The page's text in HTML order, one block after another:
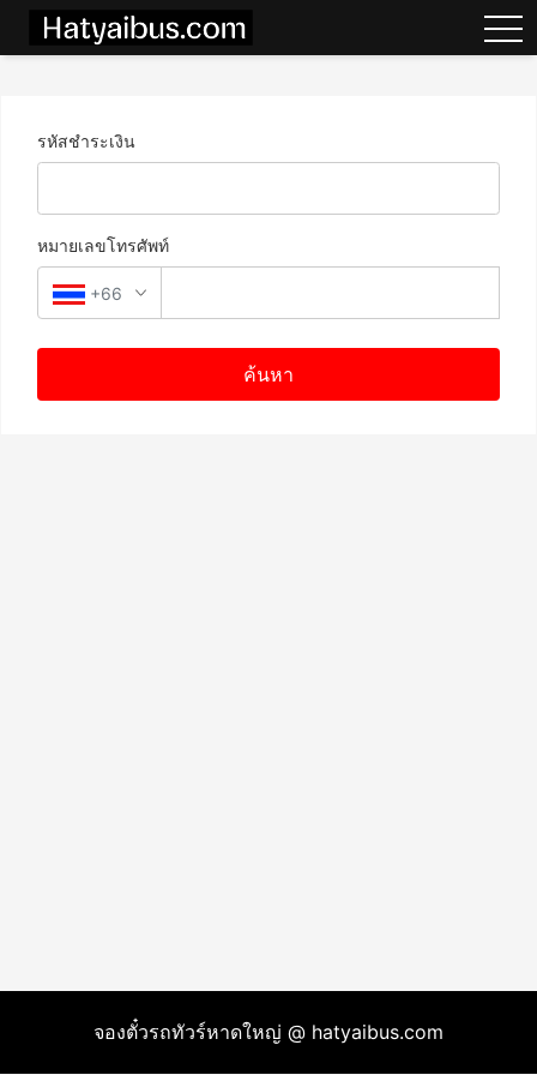
รหัสชำระเงิน
หมายเลขโทรศัพท์
+66
ค้นหา
จองตั๋วรถทัวร์หาดใหญ่ @ hatyaibus.com